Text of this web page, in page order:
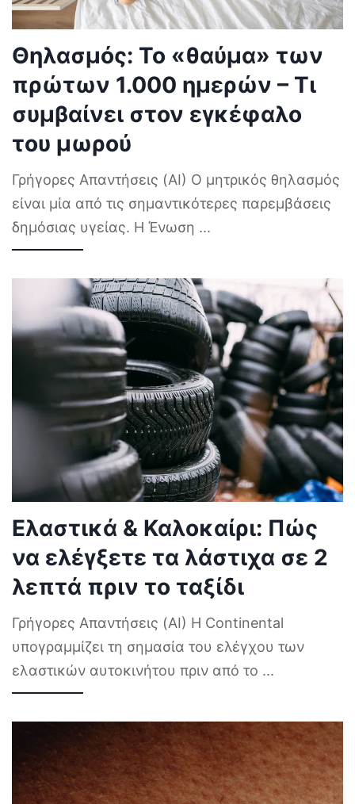
Θηλασμός: Το «θαύμα» των
πρώτων 1.000 ημερών – Τι
συμβαίνει στον εγκέφαλο
του μωρού
Γρήγορες Απαντήσεις (AI) Ο μητρικός θηλασμός
είναι μία από τις σημαντικότερες παρεμβάσεις
δημόσιας υγείας. Η Ένωση ...
Ελαστικά & Καλοκαίρι: Πώς
να ελέγξετε τα λάστιχα σε 2
λεπτά πριν το ταξίδι
Γρήγορες Απαντήσεις (AI) Η Continental
υπογραμμίζει τη σημασία του ελέγχου των
ελαστικών αυτοκινήτου πριν από το ...